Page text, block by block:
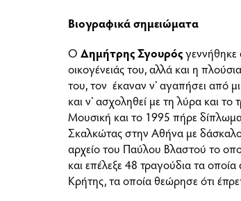
Βιογραφικά σημειώματα
ΟΔημήτρης Σγουρόςγεννήθηκε
οικογένειάς του, αλλά και η
του, τον έκαναν ν’ αγαπήσει από
και ν’ ασχοληθεί με τη λύρα και το
Μουσική και το 1995 πήρε
Σκαλκώτας στην Αθήνα με
αρχείο του Παύλου Βλαστού το
και επέλεξε 48 τραγούδια τα
Κρήτης, τα οποία θεώρησε ότι